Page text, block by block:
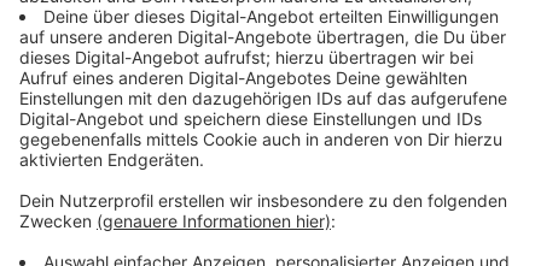
waren nach dem Unfall teilweise gesperrt. Es bildeten
sich rund um die Unfallstelle lange Staus.
Anzeige